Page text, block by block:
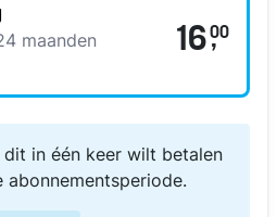
maanden
16,
00
in één keer wilt betalen